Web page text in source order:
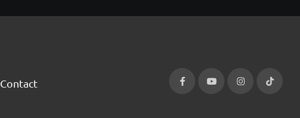
Contact